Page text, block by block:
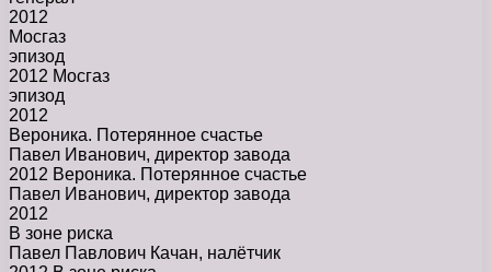
2012
Мосгаз
эпизод
2012 Мосгаз
эпизод
2012
Вероника. Потерянное счастье
Павел Иванович, директор завода
2012 Вероника. Потерянное счастье
Павел Иванович, директор завода
2012
В зоне риска
Павел Павлович Качан, налётчик